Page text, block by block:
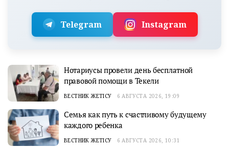
Telegram Instagram
Нотариусы провели день бесплатной
правовой помощи в Текели
ВЕСТНИК ЖЕТІСУ 6 АВГУСТА 2026, 19:09
Семья как путь к счастливому будущему
каждого ребенка
ВЕСТНИК ЖЕТІСУ 6 АВГУСТА 2026, 10:31